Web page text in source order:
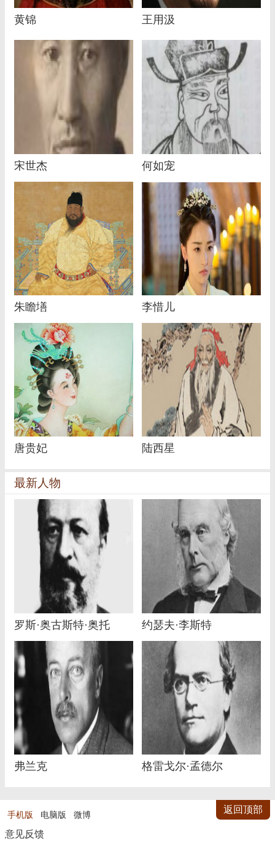
黄锦 王用汲
宋世杰 何如宠
朱瞻墡 李惜儿
唐贵妃 陆西星
最新人物
罗斯·奥古斯特·奥托 约瑟夫·李斯特
弗兰克 格雷戈尔·孟德尔
手机版 电脑版 微博
意见反馈
返回顶部